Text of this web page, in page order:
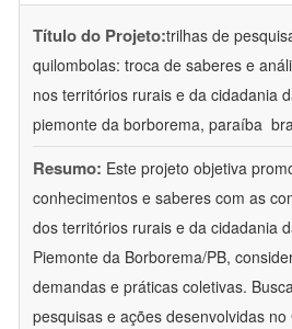
Título do Projeto:trilhas de
quilombolas: troca de saberes e
nos territórios rurais e da cidadania
piemonte da borborema, paraíba 
Resumo: Este projeto objetiva
conhecimentos e saberes com as
dos territórios rurais e da cidadania
Piemonte da Borborema/PB,
demandas e práticas coletivas.
pesquisas e ações desenvolvidas